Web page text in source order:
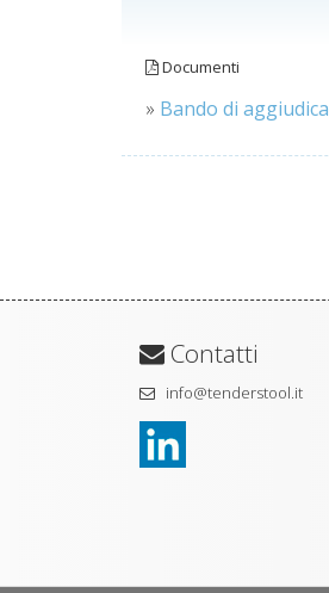
Documenti
» Bando di
Contatti
info@tenderstool.it